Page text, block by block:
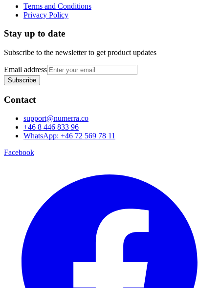
Terms and Conditions
Privacy Policy
Stay up to date
Subscribe to the newsletter to get product updates
Email address
Subscribe
Contact
support@numerra.co
+46 8 446 833 96
WhatsApp: +46 72 569 78 11
Facebook